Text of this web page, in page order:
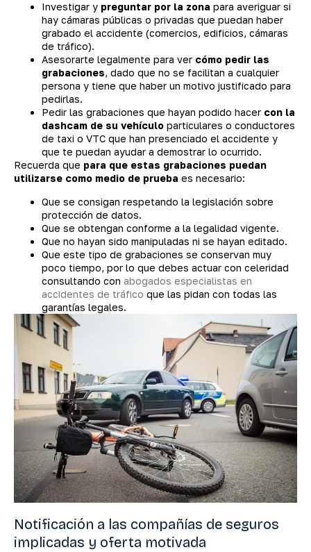
Investigar y preguntar por la zona para averiguar si
hay cámaras públicas o privadas que puedan haber
grabado el accidente (comercios, edificios, cámaras
de tráfico).
Asesorarte legalmente para ver cómo pedir las
grabaciones, dado que no se facilitan a cualquier
persona y tiene que haber un motivo justificado para
pedirlas.
Pedir las grabaciones que hayan podido hacer con la
dashcam de su vehículo particulares o conductores
de taxi o VTC que han presenciado el accidente y
que te puedan ayudar a demostrar lo ocurrido.
Recuerda que para que estas grabaciones puedan
utilizarse como medio de prueba es necesario:
Que se consigan respetando la legislación sobre
protección de datos.
Que se obtengan conforme a la legalidad vigente.
Que no hayan sido manipuladas ni se hayan editado.
Que este tipo de grabaciones se conservan muy
poco tiempo, por lo que debes actuar con celeridad
consultando con abogados especialistas en
accidentes de tráfico que las pidan con todas las
garantías legales.
Notificación a las compañías de seguros
implicadas y oferta motivada